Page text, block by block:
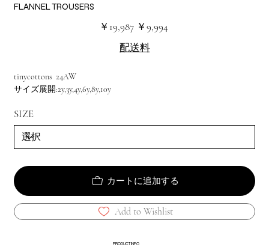
FLANNEL TROUSERS
元
の
￥19,987
セ
ー
価
￥9,994
配送料
tinycottons 24AW
サイズ展開:2y,3y,4y,6y,8y,10y
SIZE
カートに追加する
Add to Wishlist
PRODUCT INFO